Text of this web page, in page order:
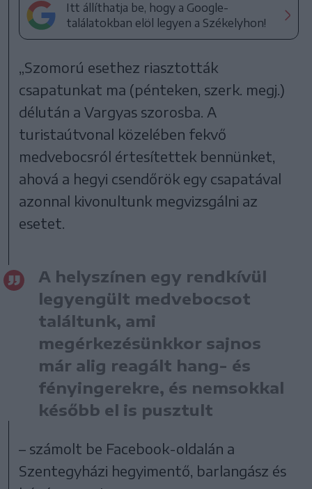
Itt állíthatja be, hogy a Google-
találatokban elöl legyen a Székelyhon!
„Szomorú esethez riasztották
csapatunkat ma (pénteken, szerk. megj.)
délután a Vargyas szorosba. A
turistaútvonal közelében fekvő
medvebocsról értesítettek bennünket,
ahová a hegyi csendőrök egy csapatával
azonnal kivonultunk megvizsgálni az
esetet.
A helyszínen egy rendkívül
legyengült medvebocsot
találtunk, ami
megérkezésünkkor sajnos
már alig reagált hang- és
fényingerekre, és nemsokkal
később el is pusztult
– számolt be Facebook-oldalán a
Szentegyházi hegyimentő, barlangász és